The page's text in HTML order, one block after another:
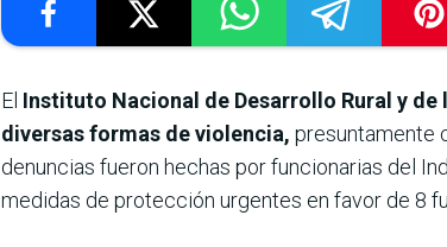
El Instituto Nacional de Desarrollo Rural y
diversas formas de violencia, presuntamente
denuncias fueron hechas por funcionarias del
medidas de protección urgentes en favor de 8